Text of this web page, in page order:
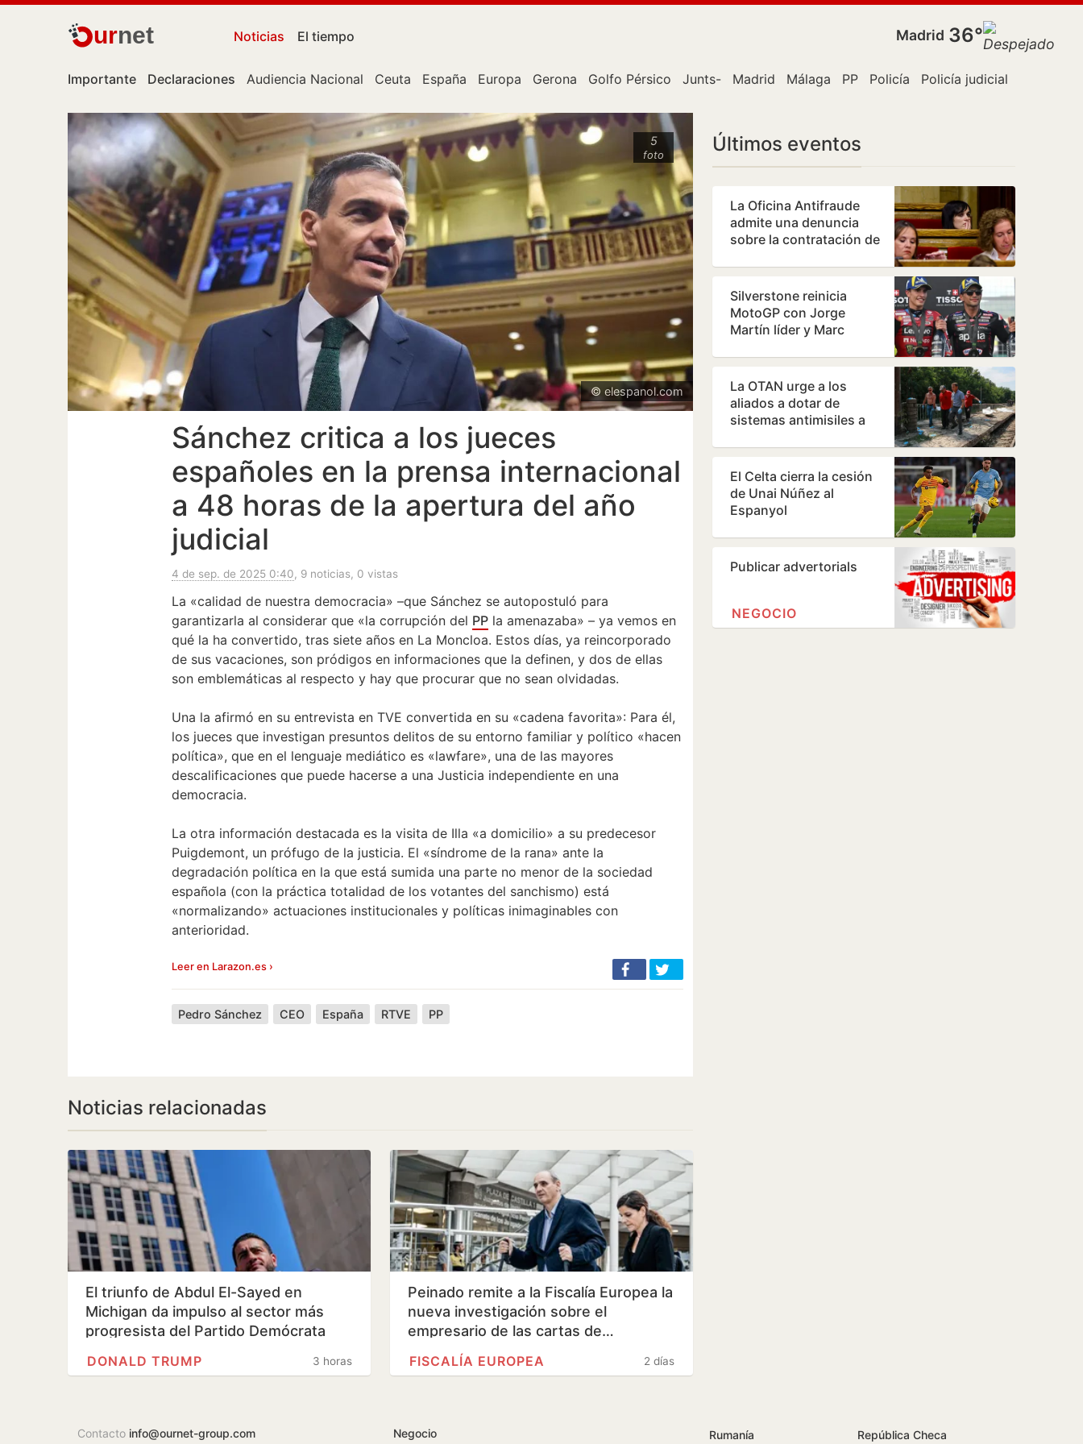
urnet Noticias El tiempo Madrid 36°
Importante Declaraciones Audiencia Nacional Ceuta España Europa Gerona Golfo Pérsico Junts- Madrid Málaga PP Policía Policía judicial
5
foto
© elespanol.com
Sánchez critica a los jueces
españoles en la prensa internacional
a 48 horas de la apertura del año
judicial
4 de sep. de 2025 0:40, 9 noticias, 0 vistas
La «calidad de nuestra democracia» –que Sánchez se autopostuló para
garantizarla al considerar que «la corrupción del PP la amenazaba» – ya vemos en
qué la ha convertido, tras siete años en La Moncloa. Estos días, ya reincorporado
de sus vacaciones, son pródigos en informaciones que la definen, y dos de ellas
son emblemáticas al respecto y hay que procurar que no sean olvidadas.
Una la afirmó en su entrevista en TVE convertida en su «cadena favorita»: Para él,
los jueces que investigan presuntos delitos de su entorno familiar y político «hacen
política», que en el lenguaje mediático es «lawfare», una de las mayores
descalificaciones que puede hacerse a una Justicia independiente en una
democracia.
La otra información destacada es la visita de Illa «a domicilio» a su predecesor
Puigdemont, un prófugo de la justicia. El «síndrome de la rana» ante la
degradación política en la que está sumida una parte no menor de la sociedad
española (con la práctica totalidad de los votantes del sanchismo) está
«normalizando» actuaciones institucionales y políticas inimaginables con
anterioridad.
Leer en Larazon.es ›
Pedro Sánchez CEO España RTVE PP
Noticias relacionadas
El triunfo de Abdul El-Sayed en
Michigan da impulso al sector más
progresista del Partido Demócrata
3 horas
DONALD TRUMP
Peinado remite a la Fiscalía Europea la
nueva investigación sobre el
empresario de las cartas de…
2 días
FISCALÍA EUROPEA
Últimos eventos
La Oficina Antifraude
admite una denuncia
sobre la contratación de
policía…
Silverstone reinicia
MotoGP con Jorge
Martín líder y Marc
La OTAN urge a los
aliados a dotar de
sistemas antimisiles a
invierno
El Celta cierra la cesión
de Unai Núñez al
Espanyol
Publicar advertorials
NEGOCIO
Contacto info@ournet-group.com
Negocio Rumanía República Checa